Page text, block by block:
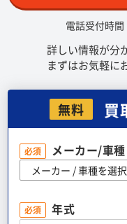
電話受付時
詳しい情報が分
まずはお気軽に
無料 買
必須 メーカー/車種
メーカー / 車種を選択
必須 年式